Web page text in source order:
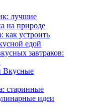
лучшие
на природе
как устроить
едой
завтраков:
Вкусные
старинные
идеи